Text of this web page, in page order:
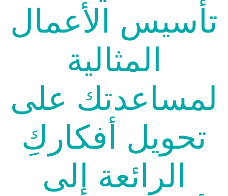
تأسيس الأعمال
المثالية
لمساعدتك على
تحويل أفكاركِ
الرائعة إلى